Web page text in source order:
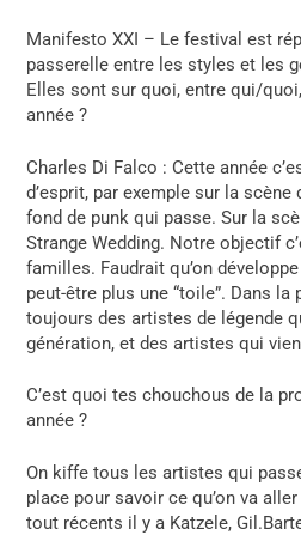
Manifesto XXI – Le festival est
passerelle entre les styles et les
Elles sont sur quoi, entre qui/
année ?
Charles Di Falco : Cette année
d’esprit, par exemple sur la scène
fond de punk qui passe. Sur la
Strange Wedding. Notre objectif
familles. Faudrait qu’on
peut-être plus une “toile”. Dans
toujours des artistes de légende
génération, et des artistes qui
C’est quoi tes chouchous de la
année ?
On kiffe tous les artistes qui
place pour savoir ce qu’on va
tout récents il y a Katzele,